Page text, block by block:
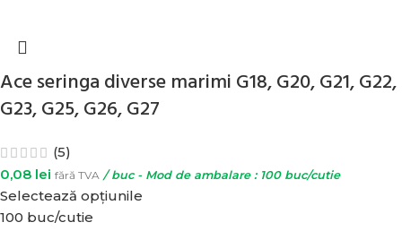
Ace seringa diverse marimi G18, G20, G21, G22,
G23, G25, G26, G27
(5)
0,08 lei fără TVA / buc - Mod de ambalare : 100 buc/cutie
Selectează opțiunile
100 buc/cutie